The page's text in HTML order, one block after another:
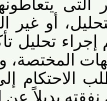
أو غير
المختصة،
الاحتكام
بديلاً عن